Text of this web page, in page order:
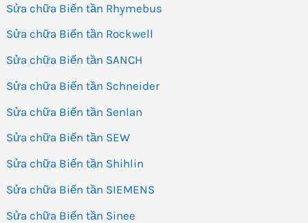
Sửa chữa Biến tần Rhymebus
Sửa chữa Biến tần Rockwell
Sửa chữa Biến tần SANCH
Sửa chữa Biến tần Schneider
Sửa chữa Biến tần Senlan
Sửa chữa Biến tần SEW
Sửa chữa Biến tần Shihlin
Sửa chữa Biến tần SIEMENS
Sửa chữa Biến tần Sinee